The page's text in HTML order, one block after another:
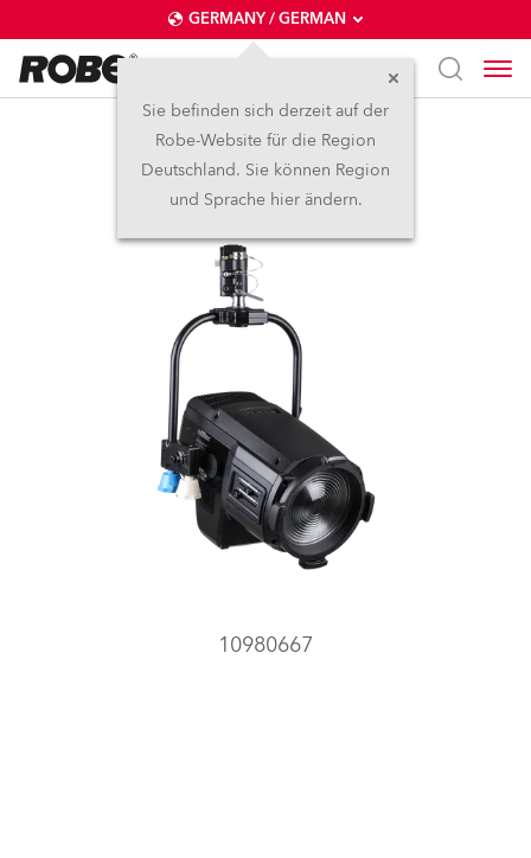
GERMANY / GERMAN
Sie befinden sich derzeit auf der
Robe-Website für die Region
Deutschland. Sie können Region
und Sprache hier ändern.
Pole operated yoke
10980667